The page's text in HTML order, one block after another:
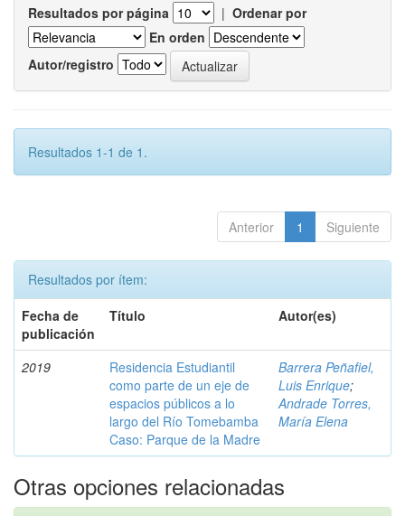
Resultados por página | Ordenar por
En orden
Autor/registro
Resultados 1-1 de 1.
Anterior 1 Siguiente
Resultados por ítem:
Fecha de
publicación
Título Autor(es)
2019
Residencia Estudiantil
como parte de un eje de
espacios públicos a lo
largo del Río Tomebamba
Caso: Parque de la Madre
Barrera Peñafiel,
Luis Enrique;
Andrade Torres,
María Elena
Otras opciones relacionadas